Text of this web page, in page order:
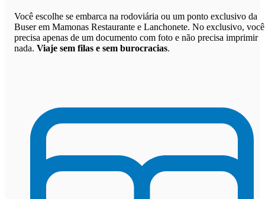
Você escolhe se embarca na rodoviária ou um ponto exclusivo da
Buser em Mamonas Restaurante e Lanchonete. No exclusivo, você
precisa apenas de um documento com foto e não precisa imprimir
nada. Viaje sem filas e sem burocracias.